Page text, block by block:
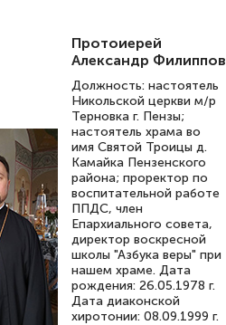
Протоиерей
Александр Филиппов
Должность: настоятель
Никольской церкви м/р
Терновка г. Пензы;
настоятель храма во
имя Святой Троицы д.
Камайка Пензенского
района; проректор по
воспитательной работе
ППДС, член
Епархиального совета,
директор воскресной
школы "Азбука веры" при
нашем храме. Дата
рождения: 26.05.1978 г.
Дата диаконской
хиротонии: 08.09.1999 г.